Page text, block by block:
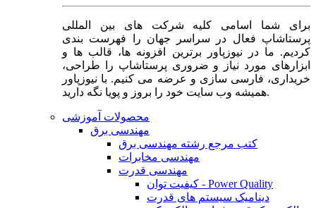
برای شما اسامی کلیه شرکت های بین المللی
پرستاشاپ فعال در سراسر جهان را فهرست بندی
کردیم. ما در نیوزپاور برترین افزونه ها، قالب ها و
ابزارهای مورد نیاز و ضروری پرستاشاپ را طراحی،
خریداری، فارسی سازی و عرضه می کنیم. با نیوزپاور
همیشه وب سایت خود را بروز و پویا نگه دارید.
محصولات آموزشی
مهندسی برق
کتب مرجع رشته مهندسی برق
مهندسی مخابرات
مهندسی قدرت
کیفیت توان - Power Quality
دینامیک سیستم های قدرت